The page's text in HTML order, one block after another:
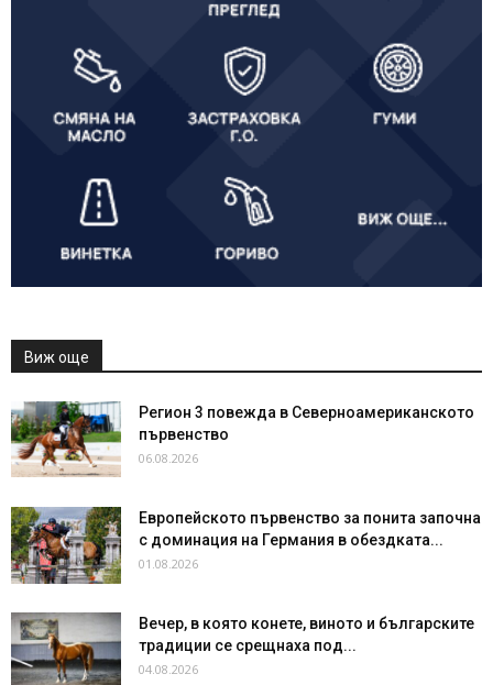
Виж още
Регион 3 повежда в Северноамериканското
първенство
06.08.2026
Европейското първенство за понита започна
с доминация на Германия в обездката...
01.08.2026
Вечер, в която конете, виното и българските
традиции се срещнаха под...
04.08.2026